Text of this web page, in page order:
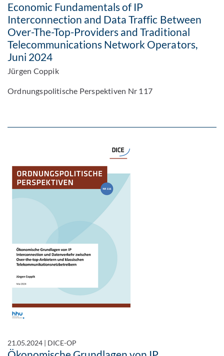
Economic Fundamentals of IP
Interconnection and Data Traffic Between
Over-The-Top-Providers and Traditional
Telecommunications Network Operators,
Juni 2024
Jürgen Coppik
Ordnungspolitische Perspektiven Nr 117
21.05.2024 | DICE-OP